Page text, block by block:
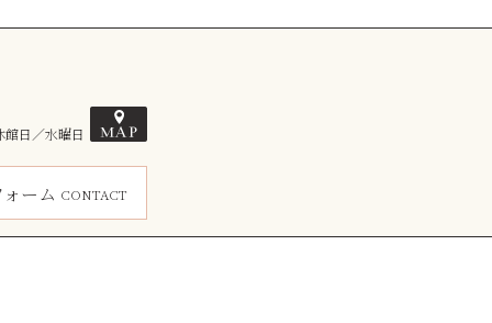
日／水曜日
ーム CONTACT